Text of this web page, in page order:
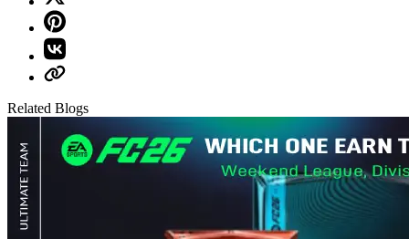
Related Blogs